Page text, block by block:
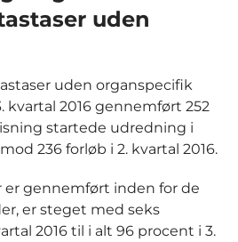
uden
uden organspecifik
2016 gennemført 252
startede udredning i
236 forløb i 2. kvartal 2016.
er gennemført inden for de
er steget med seks
2016 til i alt 96 procent i 3.